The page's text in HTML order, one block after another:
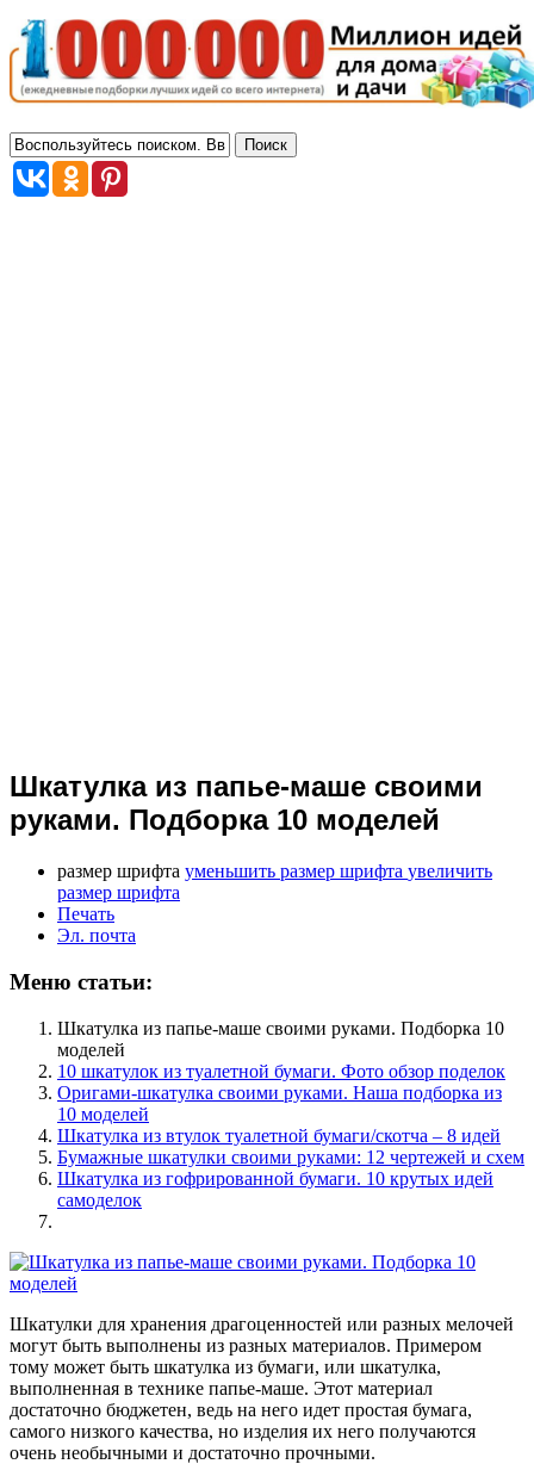
Шкатулка из папье-маше своими
руками. Подборка 10 моделей
размер шрифта уменьшить размер шрифта увеличить
размер шрифта
Печать
Эл. почта
Меню статьи:
Шкатулка из папье-маше своими руками. Подборка 10
моделей
10 шкатулок из туалетной бумаги. Фото обзор поделок
Оригами-шкатулка своими руками. Наша подборка из
10 моделей
Шкатулка из втулок туалетной бумаги/скотча – 8 идей
Бумажные шкатулки своими руками: 12 чертежей и схем
Шкатулка из гофрированной бумаги. 10 крутых идей
самоделок
Шкатулки для хранения драгоценностей или разных мелочей
могут быть выполнены из разных материалов. Примером
тому может быть шкатулка из бумаги, или шкатулка,
выполненная в технике папье-маше. Этот материал
достаточно бюджетен, ведь на него идет простая бумага,
самого низкого качества, но изделия их него получаются
очень необычными и достаточно прочными.